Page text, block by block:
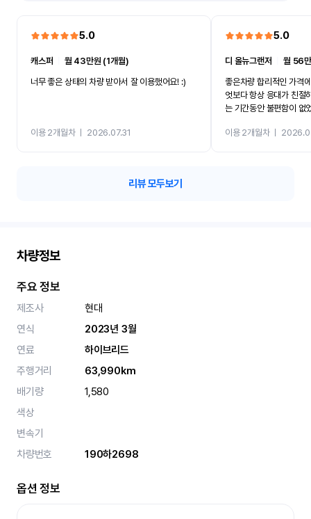
5.0
캐스퍼
월 43만원 (1개월)
너무 좋은 상태의 차량 받아서 잘 이용했어요! :)
이용 2개월차ㅣ 2026.07.31
5.0
디 올뉴그랜저 ㅣ월 56
좋은차량 합리적인 가격
엇보다 항상 응대가 친절
는 기간동안 불편함이 없
카 렌트 고민없이 강추합
이용 2개월차ㅣ
리뷰 모두보기
차량정보
주요 정보
제조사
현대
연식
2023년 3월
연료
하이브리드
주행거리
63,990km
배기량
1,580
색상
변속기
차량번호
190하2698
옵션 정보